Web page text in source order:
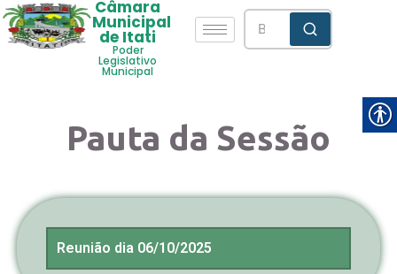
Câmara
Municipal
de Itati
Poder
Legislativo
Municipal
Pauta da Sessão
Reunião dia 06/10/2025